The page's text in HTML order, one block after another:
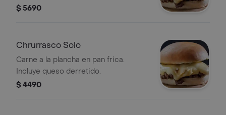
$ 5690
Chrurrasco Solo
Carne a la plancha en pan frica.
Incluye queso derretido.
$ 4490